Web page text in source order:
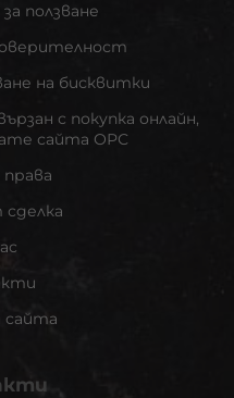
ползване
на бисквитки
с покупка онлайн,
сайта ОРС
сайта